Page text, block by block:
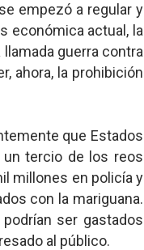
empezó a regular y
económica actual, la
guerra contra
ahora, la prohibición
que Estados
tercio de los reos
millones en policía y
con la mariguana.
ser gastados
al público.